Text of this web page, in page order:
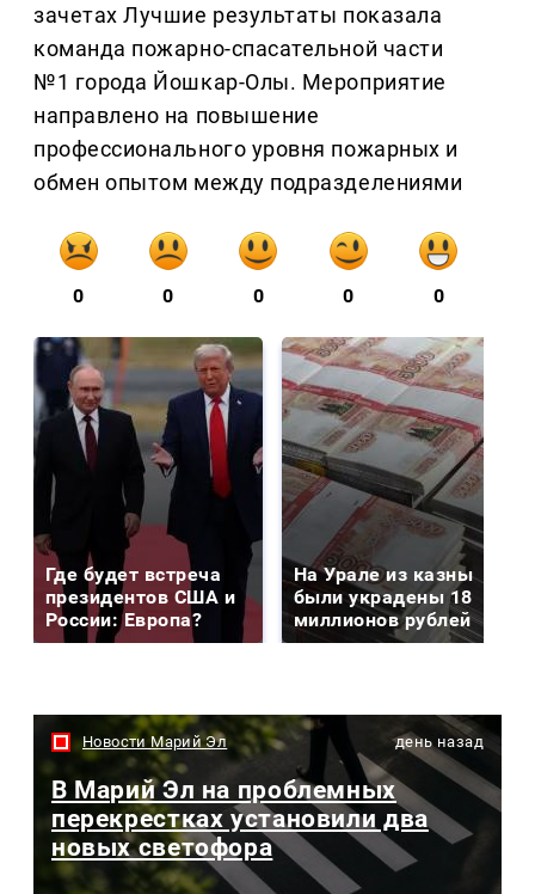
зачетах Лучшие результаты показала
команда пожарно-спасательной части
№1 города Йошкар-Олы. Мероприятие
направлено на повышение
профессионального уровня пожарных и
обмен опытом между подразделениями
0 0 0 0 0
Где будет встреча
президентов США и
России: Европа?
На Урале из казны
были украдены 18
миллионов рублей
Новости Марий Эл день назад
В Марий Эл на проблемных
перекрестках установили два
новых светофора